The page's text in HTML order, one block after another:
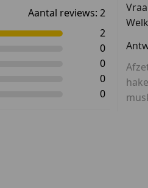
Aantal reviews: 2
2
0
0
0
0